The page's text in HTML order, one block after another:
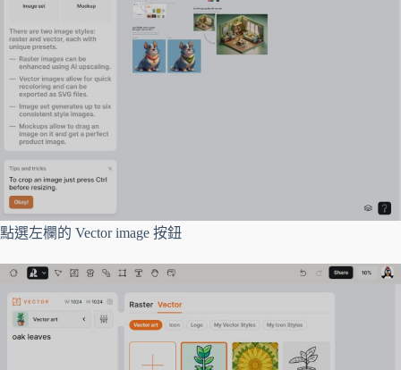
點選左欄的 Vector image 按鈕